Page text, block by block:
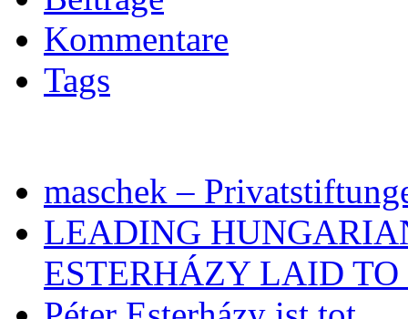
Kommentare
Tags
maschek –
LEADING
ESTERHÁZY LAID